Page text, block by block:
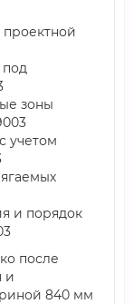
зоны
учетом
и порядок
после
и
840 мм